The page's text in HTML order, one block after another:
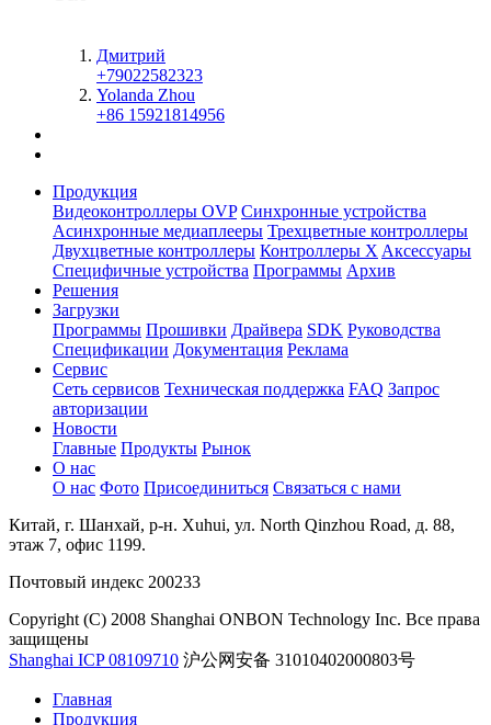
Дмитрий
+79022582323
Yolanda Zhou
+86 15921814956
Продукция
Видеоконтроллеры OVP Синхронные устройства
Асинхронные медиаплееры Трехцветные контроллеры
Двухцветные контроллеры Контроллеры X Aксессуары
Специфичные устройства Программы Архив
Решения
Загрузки
Программы Прошивки Драйвера SDK Руководства
Спецификации Документация Реклама
Сервис
Сеть сервисов Техническая поддержка FAQ Запрос
авторизации
Новости
Главные Продукты Рынок
О нас
О нас Фото Присоединиться Связаться с нами
Китай, г. Шанхай, р-н. Xuhui, ул. North Qinzhou Road, д. 88,
этаж 7, офис 1199.
Почтовый индекс 200233
Copyright (C) 2008 Shanghai ONBON Technology Inc. Все права
защищены
Shanghai ICP 08109710 沪公网安备 31010402000803号
Главная
Продукция